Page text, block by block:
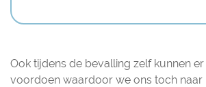
Ook tijdens de bevalling zelf kunnen
voordoen waardoor we ons toch naar